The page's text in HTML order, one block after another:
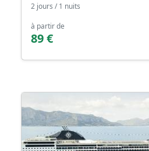
2 jours / 1 nuits
à partir de
89 €